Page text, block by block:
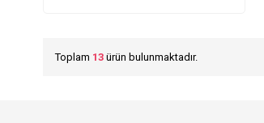
Toplam 13 ürün bulunmaktadır.